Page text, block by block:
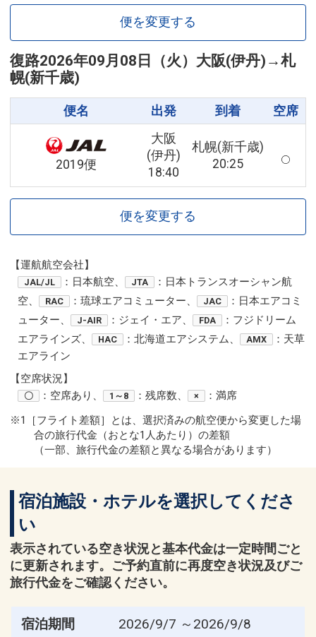
便を変更する
復路2026年09月08日（火） 大阪(伊丹) →札
幌(新千歳)
便名 出発 到着 空席
2019便
大阪
(伊丹)
18:40
札幌(新千歳)
20:25
便を変更する
【運航航空会社】
JAL/JL ：日本航空、 JTA
：日本トランスオーシャン航
空、
RAC ：琉球エアコミューター、 JAC
：日本エアコミ
ューター、
J-AIR ：ジェイ・エア、 FDA
：フジドリーム
エアラインズ、
HAC ：北海道エアシステム、 AMX
：天草
エアライン
【空席状況】
〇 ：空席あり、 1～8 ：残席数、 ×
：満席
※1［フライト差額］とは、選択済みの航空便から変更した場
合の旅行代金（おとな1人あたり）の差額
（一部、旅行代金の差額と異なる場合があります）
宿泊施設・ホテルを選択してくださ
い
表示されている空き状況と基本代金は一定時間ごと
に更新されます。ご予約直前に再度空き状況及びご
旅行代金をご確認ください。
宿泊期間
2026/9/7 ～2026/9/8